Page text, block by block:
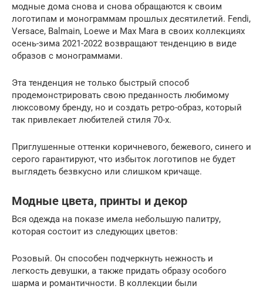
модные дома снова и снова обращаются к своим
логотипам и монограммам прошлых десятилетий. Fendi,
Versace, Balmain, Loewe и Max Mara в своих коллекциях
осень-зима 2021-2022 возвращают тенденцию в виде
образов с монограммами.
Эта тенденция не только быстрый способ
продемонстрировать свою преданность любимому
люксовому бренду, но и создать ретро-образ, который
так привлекает любителей стиля 70-х.
Приглушенные оттенки коричневого, бежевого, синего и
серого гарантируют, что избыток логотипов не будет
выглядеть безвкусно или слишком кричаще.
Модные цвета, принты и декор
Вся одежда на показе имела небольшую палитру,
которая состоит из следующих цветов:
Розовый. Он способен подчеркнуть нежность и
легкость девушки, а также придать образу особого
шарма и романтичности. В коллекции были